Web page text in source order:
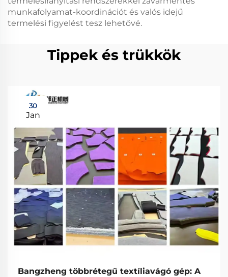
munkafolyamat-koordinációt és valós idejű
termelési figyelést tesz lehetővé.
Tippek és trükkök
30
Jan
Bangzheng többrétegű textíliavágó gép: A